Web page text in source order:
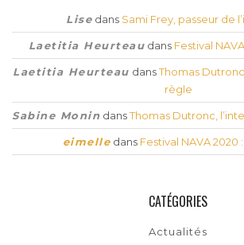
Lise dans Sami Frey, passeur de
Laetitia Heurteau dans Festival
Laetitia Heurteau dansThomas
règle
Sabine Monin dansThomas Dutronc,
eimelle dans Festival NAVA 2020 :
CATÉGORIES
Actualités